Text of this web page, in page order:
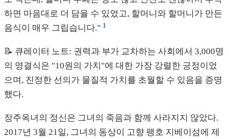
하면 마음대로 더 담을 수 있었고, 할머니와 할머니가 만든
음식이 매우 그립습니다." 1
📝 큐레이터 노트: 권력과 부가 교차하는 사회에서 3,000명
의 영결식은 "10원의 가치"에 대한 가장 강렬한 긍정이었
으며, 진정한 선의가 물질적 가치를 초월할 수 있음을 증명
했다.
장주옥녀의 정신은 그녀의 죽음과 함께 사라지지 않았다.
2017년 3월 21일, 그녀의 동상이 고향 팽호 지베이섬에 제